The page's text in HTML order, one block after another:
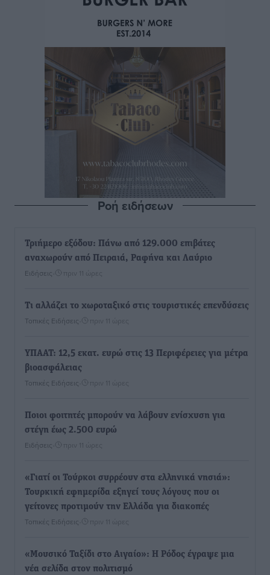
Ροή ειδήσεων
Τριήμερο εξόδου: Πάνω από 129.000 επιβάτες
αναχωρούν από Πειραιά, Ραφήνα και Λαύριο
Ειδήσεις πριν 11 ώρες
Τι αλλάζει το χωροταξικό στις τουριστικές επενδύσεις
Τοπικές Ειδήσεις πριν 11 ώρες
ΥΠΑΑΤ: 12,5 εκατ. ευρώ στις 13 Περιφέρειες για μέτρα
βιοασφάλειας
Τοπικές Ειδήσεις πριν 11 ώρες
Ποιοι φοιτητές μπορούν να λάβουν ενίσχυση για
στέγη έως 2.500 ευρώ
Ειδήσεις πριν 11 ώρες
«Γιατί οι Τούρκοι συρρέουν στα ελληνικά νησιά»:
Τουρκική εφημερίδα εξηγεί τους λόγους που οι
γείτονες προτιμούν την Ελλάδα για διακοπές
Τοπικές Ειδήσεις πριν 11 ώρες
«Μουσικό Ταξίδι στο Αιγαίο»: Η Ρόδος έγραψε μια
νέα σελίδα στον πολιτισμό